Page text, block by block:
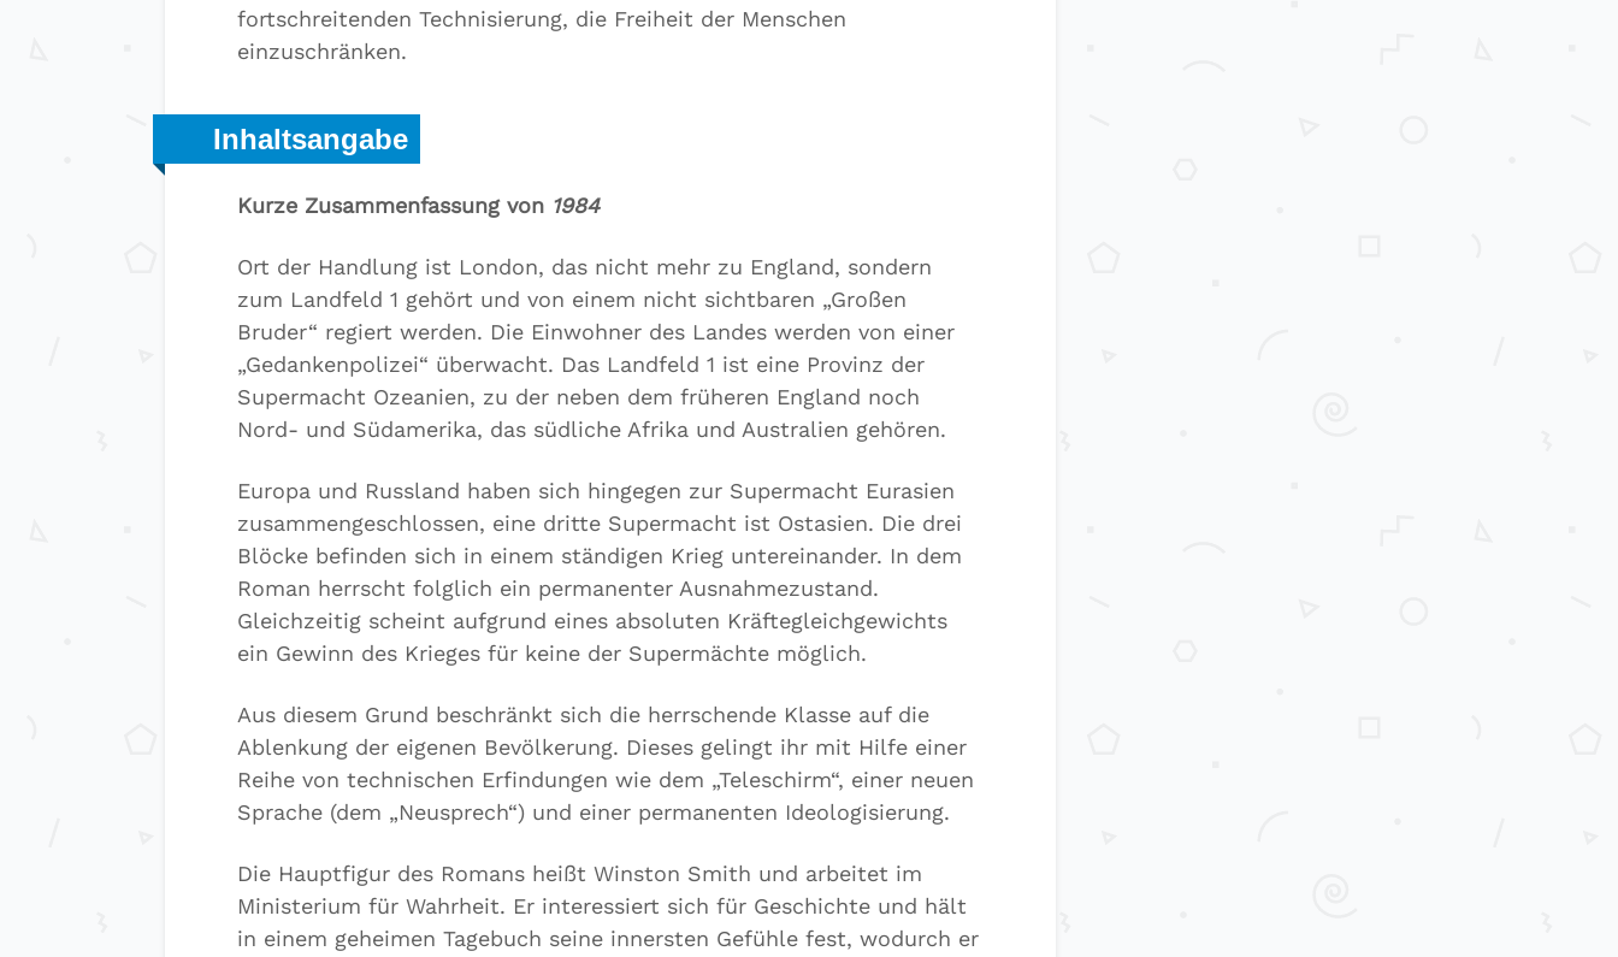
fortschreitenden Technisierung, die Freiheit der Menschen
einzuschränken.
Inhaltsangabe
Kurze Zusammenfassung von 1984
Ort der Handlung ist London, das nicht mehr zu England, sondern
zum Landfeld 1 gehört und von einem nicht sichtbaren „Großen
Bruder“ regiert werden. Die Einwohner des Landes werden von einer
„Gedankenpolizei“ überwacht. Das Landfeld 1 ist eine Provinz der
Supermacht Ozeanien, zu der neben dem früheren England noch
Nord- und Südamerika, das südliche Afrika und Australien gehören.
Europa und Russland haben sich hingegen zur Supermacht Eurasien
zusammengeschlossen, eine dritte Supermacht ist Ostasien. Die drei
Blöcke befinden sich in einem ständigen Krieg untereinander. In dem
Roman herrscht folglich ein permanenter Ausnahmezustand.
Gleichzeitig scheint aufgrund eines absoluten Kräftegleichgewichts
ein Gewinn des Krieges für keine der Supermächte möglich.
Aus diesem Grund beschränkt sich die herrschende Klasse auf die
Ablenkung der eigenen Bevölkerung. Dieses gelingt ihr mit Hilfe einer
Reihe von technischen Erfindungen wie dem „Teleschirm“, einer neuen
Sprache (dem „Neusprech“) und einer permanenten Ideologisierung.
Die Hauptfigur des Romans heißt Winston Smith und arbeitet im
Ministerium für Wahrheit. Er interessiert sich für Geschichte und hält
in einem geheimen Tagebuch seine innersten Gefühle fest, wodurch er